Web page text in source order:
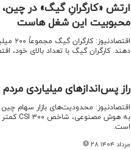
ارتش «کارگرانِ گیگ» در
محبوبیت این شغل هاست
دهند. کارگران گیگ با تعداد بالای خود،
راز پس‌اندازهای میلیاردی
اقتصادنیوز: محدودیت‌های بازار سهام
است.
۲۸ مرداد ۱۴۰۴